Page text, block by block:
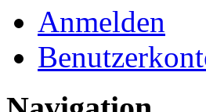
Anmelden